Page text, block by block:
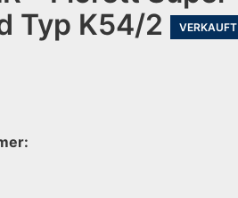
Typ K54/2
VERKAUFT